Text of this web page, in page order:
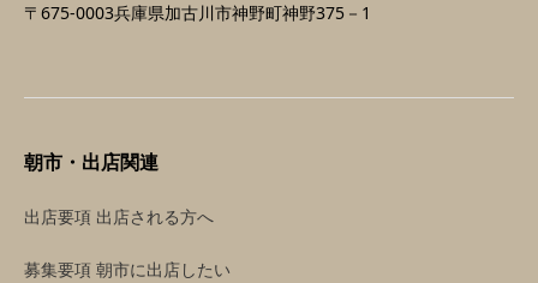
〒675-0003兵庫県加古川市神野町神野375－1
朝市・出店関連
出店要項 出店される方へ
募集要項 朝市に出店したい